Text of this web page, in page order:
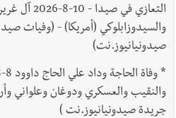
التعازي في
والسيدوزابلوكي (أمريكا) - (وفيات
صيدونيانيوز.نت)
*
والنقيب والعسكري ودوغان وعلواني
جريدة صيدونيانيوز.نت )